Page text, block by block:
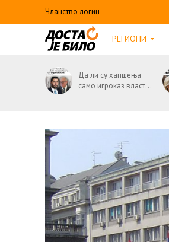
Чланство логин
РЕГИОНИ
Да ли су хапшења
само игроказ власт...